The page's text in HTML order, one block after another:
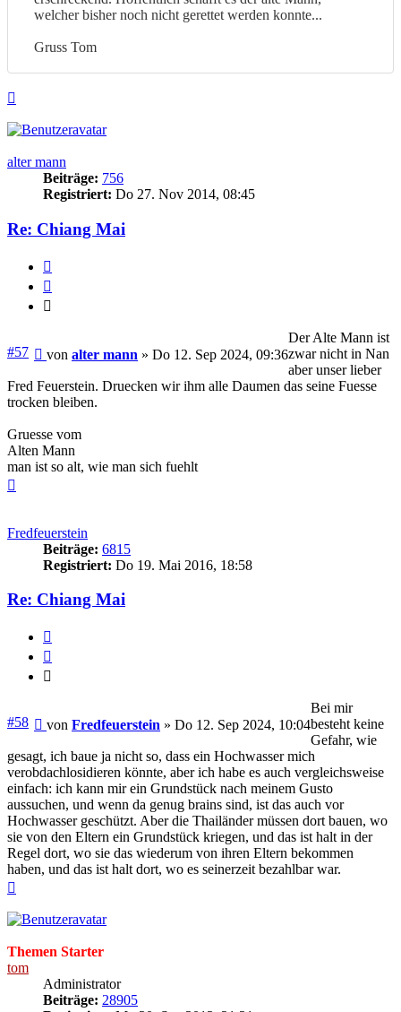
welcher bisher noch nicht gerettet werden konnte...
Gruss Tom
alter mann
Beiträge: 756
Registriert: Do 27. Nov 2014, 08:45
Re: Chiang Mai
#57 Beitrag
von alter mann » Do 12. Sep 2024, 09:36
Der Alte Mann ist
zwar nicht in Nan
aber unser lieber
Fred Feuerstein. Druecken wir ihm alle Daumen das seine Fuesse
trocken bleiben.
Gruesse vom
Alten Mann
man ist so alt, wie man sich fuehlt
Fredfeuerstein
Beiträge: 6815
Registriert: Do 19. Mai 2016, 18:58
Re: Chiang Mai
#58 Beitrag
von Fredfeuerstein » Do 12. Sep 2024, 10:04
Bei mir
besteht keine
Gefahr, wie
gesagt, ich baue ja nicht so, dass ein Hochwasser mich
verobdachlosidieren könnte, aber ich habe es auch vergleichsweise
einfach: ich kann mir ein Grundstück nach meinem Gusto
aussuchen, und wenn da genug brains sind, ist das auch vor
Hochwasser geschützt. Aber die Thailänder müssen dort bauen, wo
sie von den Eltern ein Grundstück kriegen, und das ist halt in der
Regel dort, wo sie das wiederum von ihren Eltern bekommen
haben, und das ist halt dort, wo es seinerzeit bezahlbar war.
Themen Starter
tom
Administrator
Beiträge: 28905